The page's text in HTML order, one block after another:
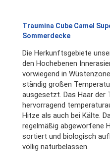
Traumina Cube Camel
Sommerdecke
Die Herkunftsgebiete
den Hochebenen
vorwiegend in
ständig großen
ausgesetzt. Das Haar der
hervorragend
Hitze als auch bei Kälte.
regelmäßig abgeworfene
sortiert und biologisch
völlig naturbelassen.